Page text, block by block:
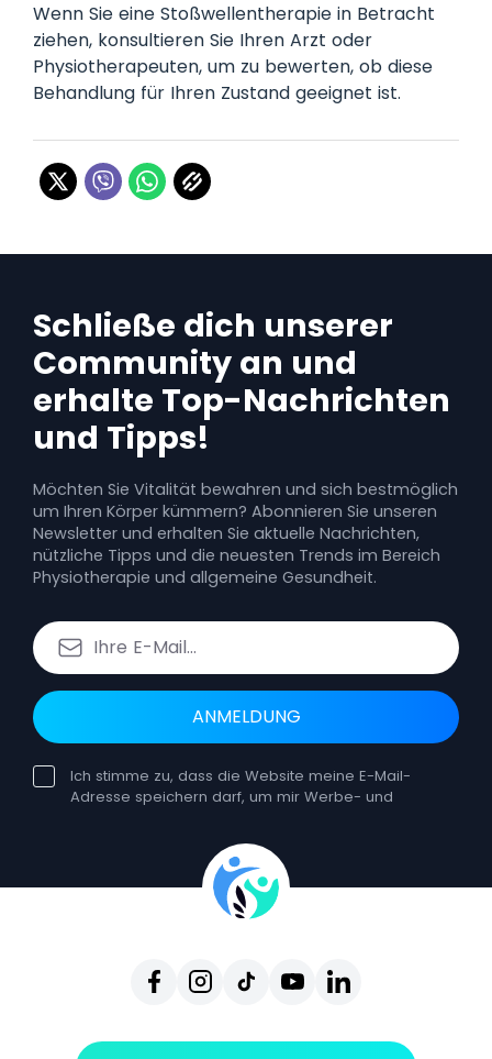
Wenn Sie eine Stoßwellentherapie in Betracht
ziehen, konsultieren Sie Ihren Arzt oder
Physiotherapeuten, um zu bewerten, ob diese
Behandlung für Ihren Zustand geeignet ist.
Schließe dich unserer
Community an und
erhalte Top-Nachrichten
und Tipps!
Möchten Sie Vitalität bewahren und sich bestmöglich
um Ihren Körper kümmern? Abonnieren Sie unseren
Newsletter und erhalten Sie aktuelle Nachrichten,
nützliche Tipps und die neuesten Trends im Bereich
Physiotherapie und allgemeine Gesundheit.
ANMELDUNG
Ich stimme zu, dass die Website meine E-Mail-
Adresse speichern darf, um mir Werbe- und
Widerruf hat keine Auswirkungen auf die
Rechtmäßigkeit der Verarbeitung, die auf der
Einwilligung vor dem Widerruf beruht. Sie können
sich jederzeit vom Erhalt unserer E-Mails
Widerruf Ihrer Einwilligung erhalten Sie keine
Dienstleistungen nutzen.